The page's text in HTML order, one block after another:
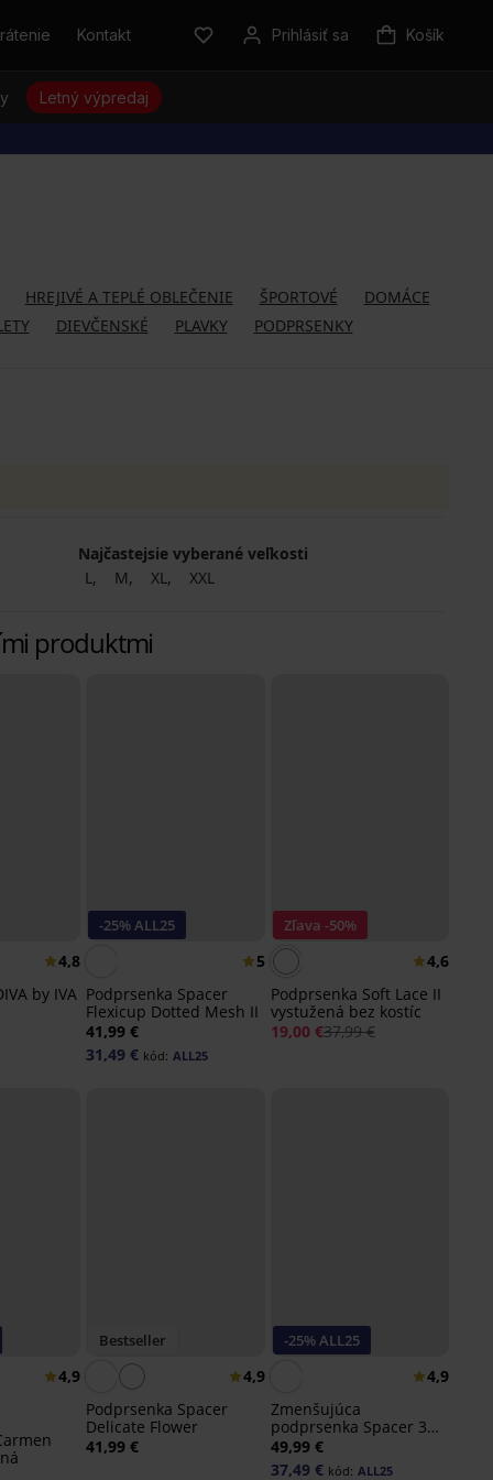
Kontakt Prihlásiť sa Košík
Letný výpredaj
HREJIVÉ A TEPLÉ OBLEČENIE ŠPORTOVÉ
DOMÁCE
DIEVČENSKÉ PLAVKY PODPRSENKY
Najčastejsie vyberané veľkosti
L
M XL XXL
produktmi
4,8
by IVA
-25% ALL25
5
Podprsenka Spacer
Flexicup Dotted Mesh II
41,99 €
31,49 € kód: ALL25
Zľava -50%
4,6
Podprsenka Soft Lace II
vystužená bez kostíc
19,00 €37,99 €
4,9
Bestseller
4,9
Podprsenka Spacer
Delicate Flower
41,99 €
-25% ALL25
4,9
Zmenšujúca
podprsenka Spacer 3D
Gia Minimizer
49,99 €
37,49 € kód: ALL25